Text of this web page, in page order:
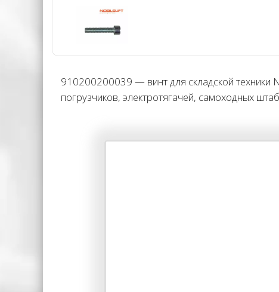
910200200039 — винт для складской техники
погрузчиков, электротягачей, самоходных